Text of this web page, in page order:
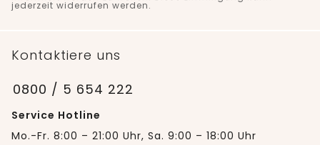
jederzeit widerrufen werden.
Kontaktiere uns
0800 / 5 654 222
Service Hotline
Mo.-Fr. 8:00 – 21:00 Uhr, Sa. 9:00 – 18:00 Uhr